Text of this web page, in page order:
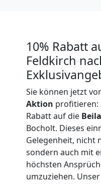
10% Rabatt
Feldkirch
Sie können jetzt
Aktion profitieren:
Rabatt auf die
Bocholt. Dieses
Gelegenheit, nicht
sondern auch mit
höchsten
umzuziehen.
Tragehilfe
Feldkirch
Kleiner
Umzug
Feldkirch